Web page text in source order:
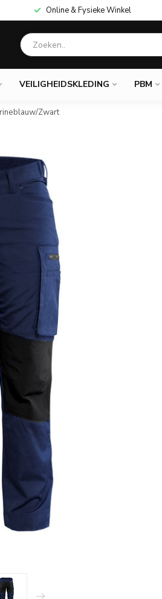
Online & Fysieke Winkel
VEILIGHEIDSKLEDING PBM
Zwart